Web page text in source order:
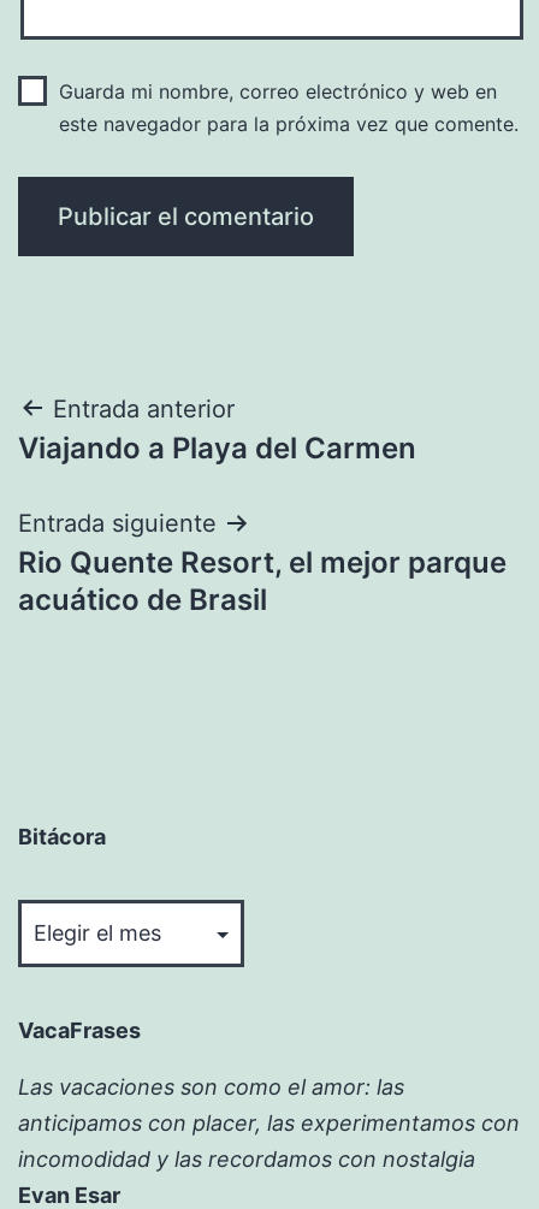
Guarda mi nombre, correo electrónico y web en
este navegador para la próxima vez que comente.
Navegación
de
entradas
Entrada anterior
Viajando a Playa del Carmen
Entrada siguiente
Rio Quente Resort, el mejor parque
acuático de Brasil
Bitácora
VacaFrases
Las vacaciones son como el amor: las
anticipamos con placer, las experimentamos con
incomodidad y las recordamos con nostalgia
Evan Esar